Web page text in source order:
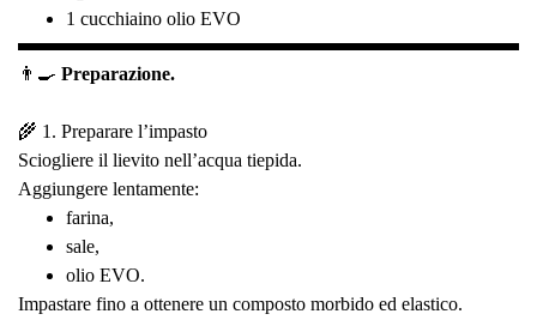
1 cucchiaino olio EVO
👨‍🍳 Preparazione.
🌾 1. Preparare l’impasto
Sciogliere il lievito nell’acqua tiepida.
Aggiungere lentamente:
farina,
sale,
olio EVO.
Impastare fino a ottenere un composto morbido ed elastico.